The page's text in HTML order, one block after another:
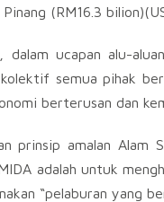
(RM16.3
ucapan alu-
semua pihak
berterusan dan
prinsip amalan Alam
adalah untuk
“pelaburan yang